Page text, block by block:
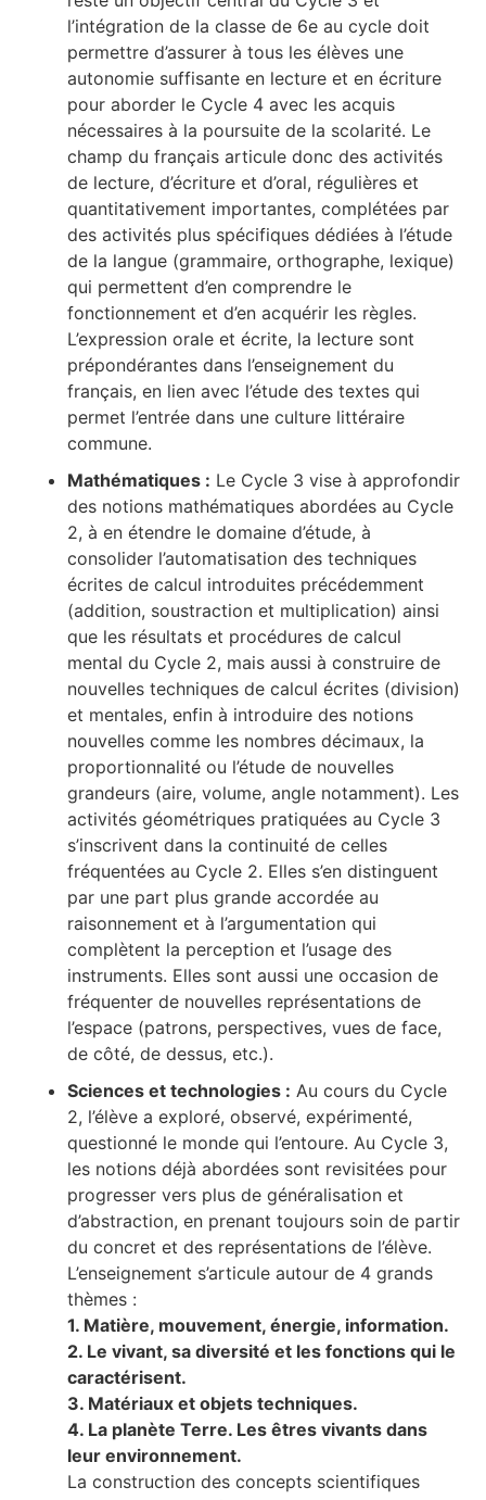
l’intégration de la classe de 6e au cycle doit
permettre d’assurer à tous les élèves une
autonomie suffisante en lecture et en écriture
pour aborder le Cycle 4 avec les acquis
nécessaires à la poursuite de la scolarité. Le
champ du français articule donc des activités
de lecture, d’écriture et d’oral, régulières et
quantitativement importantes, complétées par
des activités plus spécifiques dédiées à l’étude
de la langue (grammaire, orthographe, lexique)
qui permettent d’en comprendre le
fonctionnement et d’en acquérir les règles.
L’expression orale et écrite, la lecture sont
prépondérantes dans l’enseignement du
français, en lien avec l’étude des textes qui
permet l’entrée dans une culture littéraire
commune.
Mathématiques : Le Cycle 3 vise à approfondir
des notions mathématiques abordées au Cycle
2, à en étendre le domaine d’étude, à
consolider l’automatisation des techniques
écrites de calcul introduites précédemment
(addition, soustraction et multiplication) ainsi
que les résultats et procédures de calcul
mental du Cycle 2, mais aussi à construire de
nouvelles techniques de calcul écrites (division)
et mentales, enfin à introduire des notions
nouvelles comme les nombres décimaux, la
proportionnalité ou l’étude de nouvelles
grandeurs (aire, volume, angle notamment). Les
activités géométriques pratiquées au Cycle 3
s’inscrivent dans la continuité de celles
fréquentées au Cycle 2. Elles s’en distinguent
par une part plus grande accordée au
raisonnement et à l’argumentation qui
complètent la perception et l’usage des
instruments. Elles sont aussi une occasion de
fréquenter de nouvelles représentations de
l’espace (patrons, perspectives, vues de face,
de côté, de dessus, etc.).
Sciences et technologies : Au cours du Cycle
2, l’élève a exploré, observé, expérimenté,
questionné le monde qui l’entoure. Au Cycle 3,
les notions déjà abordées sont revisitées pour
progresser vers plus de généralisation et
d’abstraction, en prenant toujours soin de partir
du concret et des représentations de l’élève.
L’enseignement s’articule autour de 4 grands
thèmes :
1. Matière, mouvement, énergie, information.
2. Le vivant, sa diversité et les fonctions qui le
caractérisent.
3. Matériaux et objets techniques.
4. La planète Terre. Les êtres vivants dans
leur environnement.
La construction des concepts scientifiques